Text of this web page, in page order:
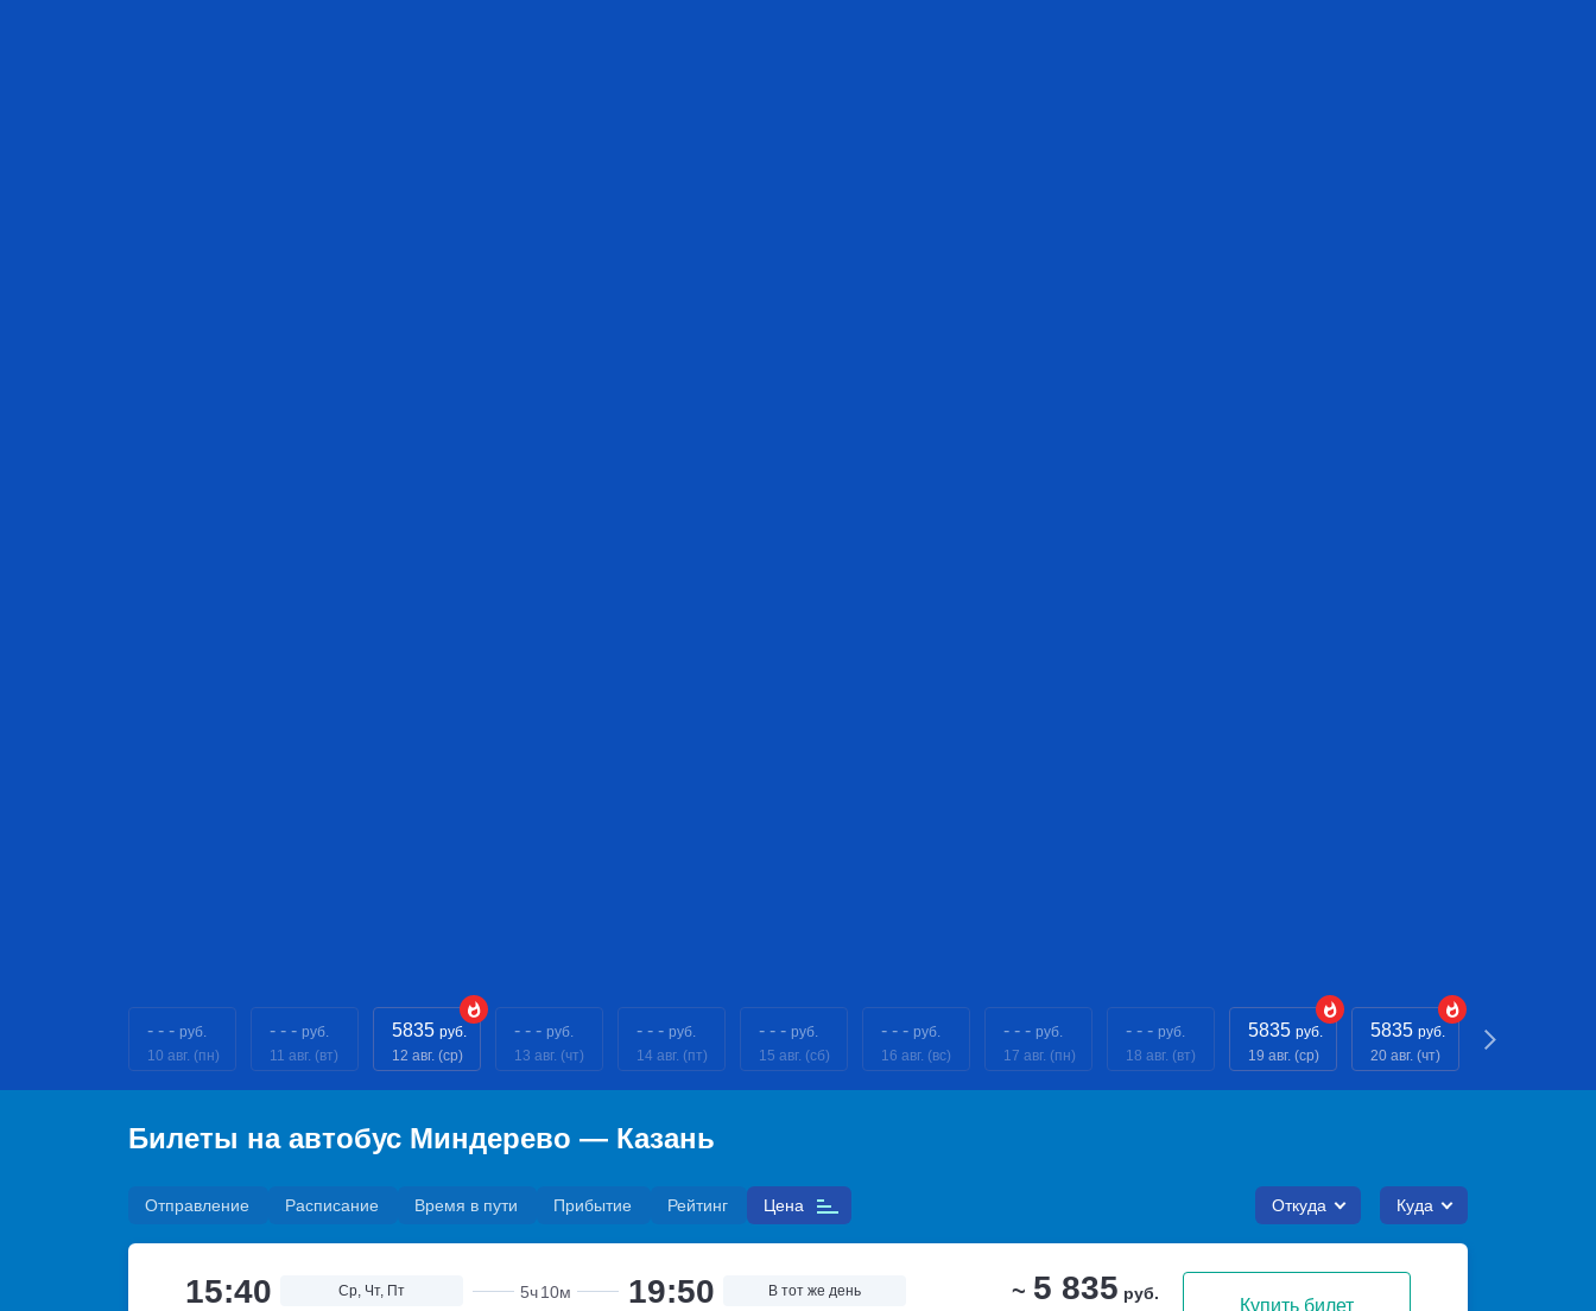
- - - руб.
10 авг. (пн)
- - - руб.
11 авг. (вт)
5835 руб.
12 авг. (ср)
- - - руб.
13 авг. (чт)
- - - руб.
14 авг. (пт)
- - - руб.
15 авг. (сб)
- - - руб.
16 авг. (вс)
- - - руб.
17 авг. (пн)
- - - руб.
18 авг. (вт)
5835 руб.
19 авг. (ср)
5835 руб.
20 авг. (чт)
Билеты на автобус Миндерево — Казань
Отправление Расписание Время в пути Прибытие Рейтинг Цена Откуда Куда
15:40 Ср, Чт, Пт 5ч10м 19:50 В тот же день ~ 5 835 руб.
Купить билет